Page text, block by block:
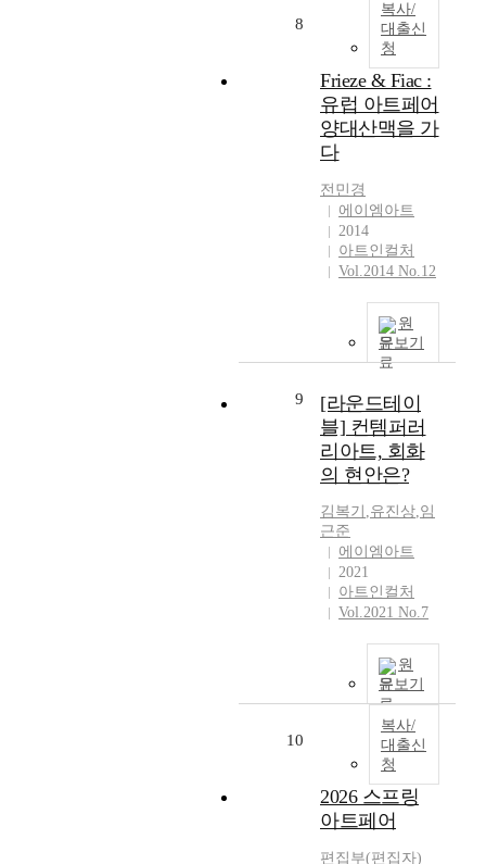
복사/
대출신
청
8
Frieze & Fiac :
유럽 아트페어
양대산맥을 가
다
전민경
에이엠아트
2014
아트인컬처
Vol.2014 No.12
원
문보기
9
[라운드테이
블] 컨템퍼러
리아트, 회화
의 현안은?
김복기 ,유진상,임
근준
에이엠아트
2021
아트인컬처
Vol.2021 No.7
원
문보기
복사/
대출신
청
10
2026 스프링
아트페어
편집부(편집자)